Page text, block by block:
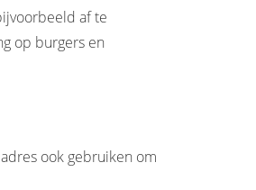
af te
op burgers en
ook gebruiken om